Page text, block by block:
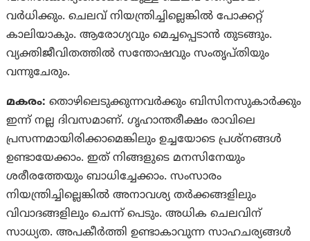
വര്‍ധിക്കും. ചെലവ് നിയന്ത്രിച്ചില്ലെങ്കില്‍ പോക്കറ്റ്
കാലിയാകും. ആരോഗ്യവും മെച്ചപ്പെടാന്‍ തുടങ്ങും.
വ്യക്തിജീവിതത്തില്‍ സന്തോഷവും സംതൃപ്‌തിയും
വന്നുചേരും.
മകരം: തൊഴിലെടുക്കുന്നവര്‍ക്കും ബിസിനസുകാര്‍ക്കും
ഇന്ന് നല്ല ദിവസമാണ്. ഗൃഹാന്തരീക്ഷം രാവിലെ
പ്രസന്നമായിരിക്കാമെങ്കിലും ഉച്ചയോടെ പ്രശ്‌നങ്ങള്‍
ഉണ്ടായേക്കാം. ഇത് നിങ്ങളുടെ മനസിനേയും
ശരീരത്തേയും ബാധിച്ചേക്കാം. സംസാരം
നിയന്ത്രിച്ചില്ലെങ്കില്‍ അനാവശ്യ തര്‍ക്കങ്ങളിലും
വിവാദങ്ങളിലും ചെന്ന് പെടും. അധിക ചെലവിന്
സാധ്യത. അപകീര്‍ത്തി ഉണ്ടാകാവുന്ന സാഹചര്യങ്ങള്‍